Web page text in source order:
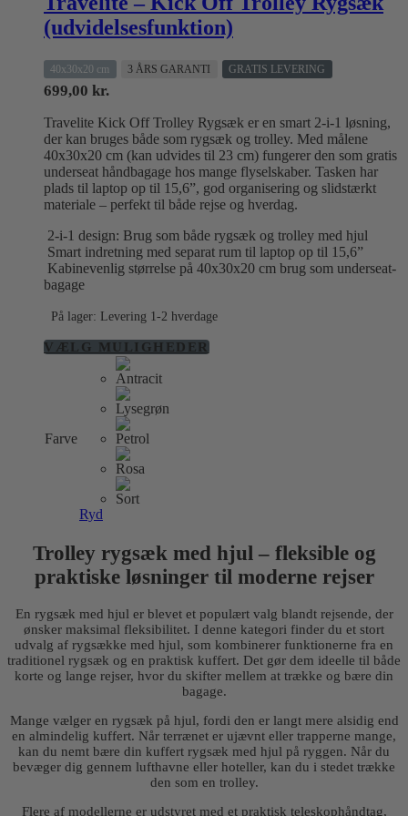
(udvidelsesfunktion)
40x30x20 cm 3 ÅRS GARANTI GRATIS LEVERING
699,00 kr.
Travelite Kick Off Trolley Rygsæk er en smart 2-i-1 løsning,
der kan bruges både som rygsæk og trolley. Med målene
40x30x20 cm (kan udvides til 23 cm) fungerer den som gratis
underseat håndbagage hos mange flyselskaber. Tasken har
plads til laptop op til 15,6”, god organisering og slidstærkt
materiale – perfekt til både rejse og hverdag.
2-i-1 design: Brug som både rygsæk og trolley med hjul
Smart indretning med separat rum til laptop op til 15,6”
Kabinevenlig størrelse på 40x30x20 cm brug som underseat-
bagage
På lager: Levering 1-2 hverdage
VÆLG MULIGHEDERDette
Farve
Ryd
Trolley rygsæk med hjul – fleksible og
praktiske løsninger til moderne rejser
En rygsæk med hjul er blevet et populært valg blandt rejsende, der
ønsker maksimal fleksibilitet. I denne kategori finder du et stort
udvalg af rygsække med hjul, som kombinerer funktionerne fra en
traditionel rygsæk og en praktisk kuffert. Det gør dem ideelle til både
korte og lange rejser, hvor du skifter mellem at trække og bære din
bagage.
Mange vælger en rygsæk på hjul, fordi den er langt mere alsidig end
en almindelig kuffert. Når terrænet er ujævnt eller trapperne mange,
kan du nemt bære din kuffert rygsæk med hjul på ryggen. Når du
bevæger dig gennem lufthavne eller hoteller, kan du i stedet trække
den som en trolley.
Flere af modellerne er udstyret med et praktisk teleskophåndtag,